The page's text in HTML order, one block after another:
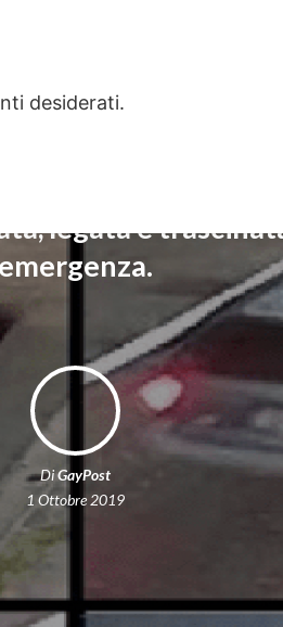
legata e
emergenza.
DiGayPost
1 Ottobre 2019
desiderati.